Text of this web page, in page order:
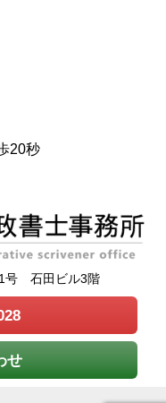
20秒
号 石田ビル3階
せ